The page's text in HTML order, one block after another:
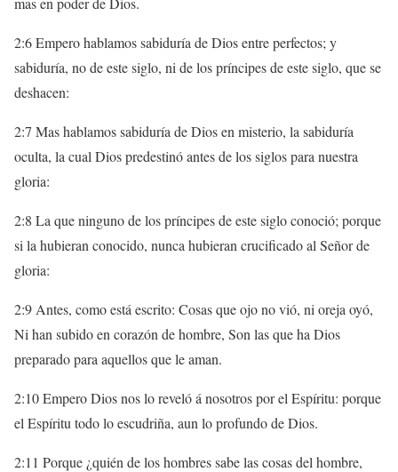
2:6 Empero hablamos sabiduría de Dios entre perfectos; y
sabiduría, no de este siglo, ni de los príncipes de este siglo, que se
deshacen:
2:7 Mas hablamos sabiduría de Dios en misterio, la sabiduría
oculta, la cual Dios predestinó antes de los siglos para nuestra
gloria:
2:8 La que ninguno de los príncipes de este siglo conoció; porque
si la hubieran conocido, nunca hubieran crucificado al Señor de
gloria:
2:9 Antes, como está escrito: Cosas que ojo no vió, ni oreja oyó,
Ni han subido en corazón de hombre, Son las que ha Dios
preparado para aquellos que le aman.
2:10 Empero Dios nos lo reveló á nosotros por el Espíritu: porque
el Espíritu todo lo escudriña, aun lo profundo de Dios.
2:11 Porque ¿quién de los hombres sabe las cosas del hombre,